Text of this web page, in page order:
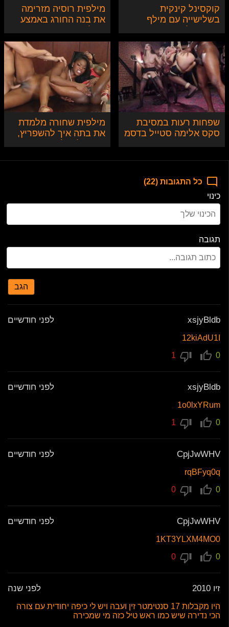
קוקסינל קינקית
בשלישייה עם מילף
מילפית רוסיה מזרימה
את בנה החורג באמצע
שפחות רעות במסיבת
סקס אלימה סטייל בדסמ
מילפית שחורה מלמדת
את בתה איך להשפריץ,
כל התגובות (22)
כינוי
תגובה
הגב
xsjyBldb לפני חודשיים
12kiAdU1I
0
xsjyBldb לפני חודשיים
1o0lxYRum
0
CpjJwWHV לפני חודשיים
rqBFyq0q
0
CpjJwWHV לפני חודשיים
1KT3YLXM4MO0
0
זיו 2010 לפני שנה
היו מקבלות 17 סנטימטר זין ועבה ויש לי כיפה יחודית עם צורה
הכי נדירה שיש כמו ראש טיל כזה מי שמכירה